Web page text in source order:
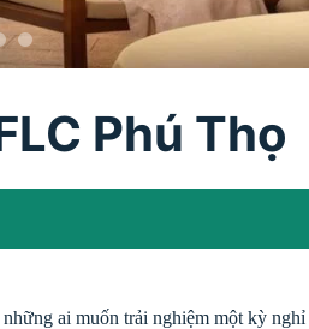
Phú Thọ
ai muốn trải nghiệm một kỳ